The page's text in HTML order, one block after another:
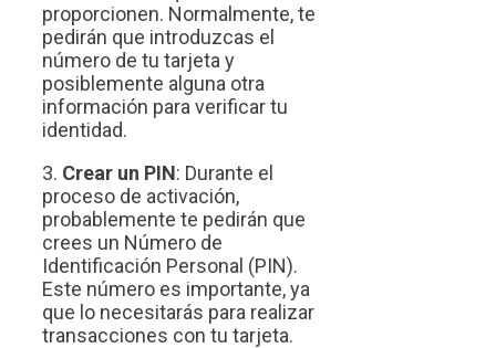
proporcionen. Normalmente, te
pedirán que introduzcas el
número de tu tarjeta y
posiblemente alguna otra
información para verificar tu
identidad.
3. Crear un PIN: Durante el
proceso de activación,
probablemente te pedirán que
crees un Número de
Identificación Personal (PIN).
Este número es importante, ya
que lo necesitarás para realizar
transacciones con tu tarjeta.